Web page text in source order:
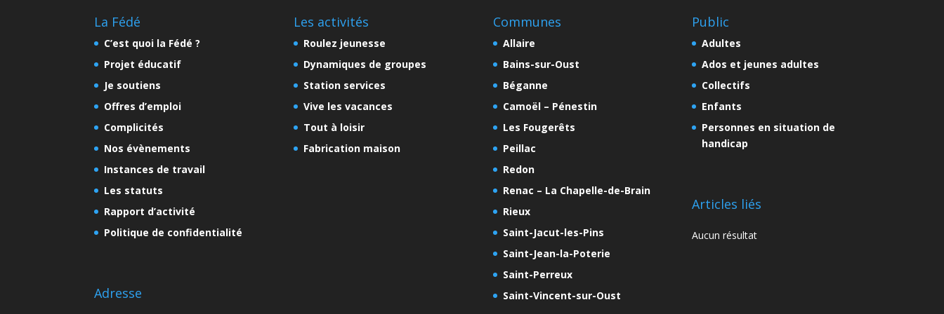
La Fédé
C’est quoi la Fédé ?
Projet éducatif
Je soutiens
Offres d’emploi
Complicités
Nos évènements
Instances de travail
Les statuts
Rapport d’activité
Politique de confidentialité
Adresse
Les activités
Roulez jeunesse
Dynamiques de groupes
Station services
Vive les vacances
Tout à loisir
Fabrication maison
Communes
Allaire
Bains-sur-Oust
Béganne
Camoël – Pénestin
Les Fougerêts
Peillac
Redon
Renac – La Chapelle-de-Brain
Rieux
Saint-Jacut-les-Pins
Saint-Jean-la-Poterie
Saint-Perreux
Saint-Vincent-sur-Oust
Public
Adultes
Ados et jeunes adultes
Collectifs
Enfants
Personnes en situation de
handicap
Articles liés
Aucun résultat